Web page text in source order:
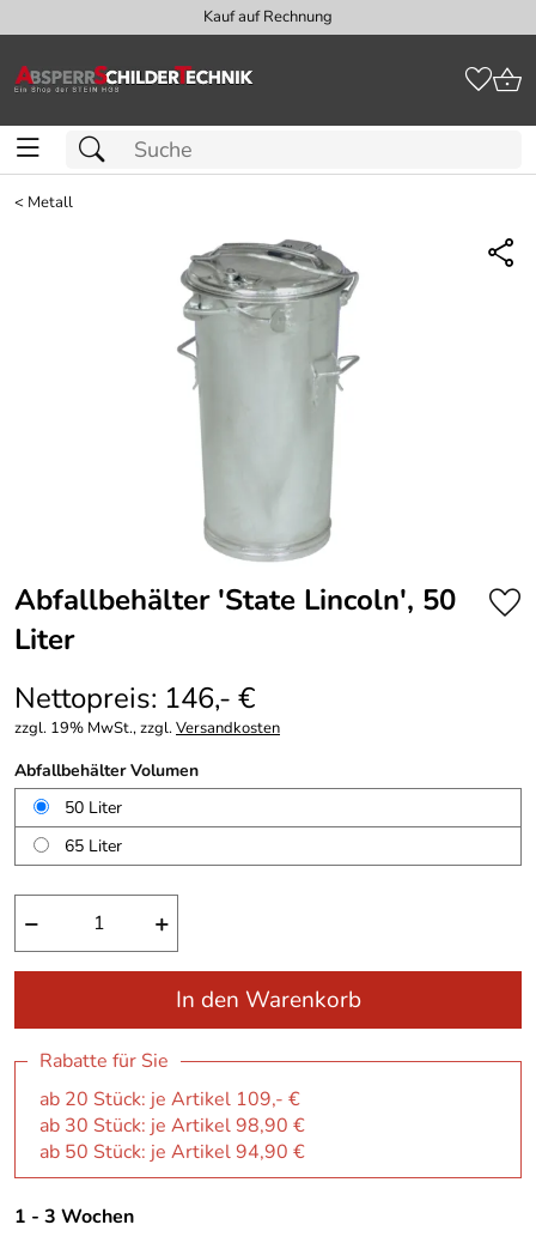
Kauf auf Rechnung
< Metall
Abfallbehälter 'State Lincoln', 50
Liter
Nettopreis: 146,- €
zzgl. 19% MwSt., zzgl.Versandkosten
Abfallbehälter Volumen
50 Liter
65 Liter
− +
In den Warenkorb
Rabatte für Sie
ab 20 Stück: je Artikel 109,- €
ab 30 Stück: je Artikel 98,90 €
ab 50 Stück: je Artikel 94,90 €
1 - 3 Wochen